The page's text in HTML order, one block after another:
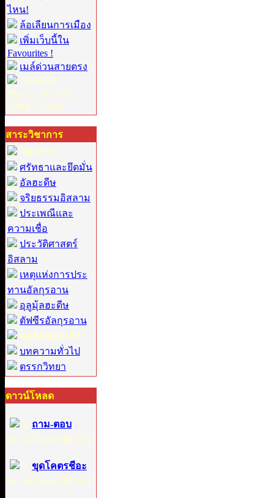
ไหน!
ล้อเลียนการเมือง
เพิ่มเว็บนี้ใน
Favourites !
เมล์ด่วนสายตรง
23:16:50
วัน : 07-08-2026
GMT : +0800
สาระวิชาการ
วิชาการ :
ศรัทธาและยึดมั่น
อัลฮะดีษ
จริยธรรมอิสลาม
ประเพณีและ
ความเชื่อ
ประวัติศาสตร์
อิสลาม
เหตุแห่งการประ
ทานอัลกุรอาน
อุลูมุ้ลฮะดีษ
ตัฟซีรอัลกุรอาน
คอลัมน์ประจำ :
บทความทั่วไป
ตรรกวิทยา
ดาวน์โหลด
1: ถาม-ตอบ
ดาวน์โหลด 305 ครั้ง
2: ขุดโคตรชีอะ
ดาวน์โหลด 192 ครั้ง